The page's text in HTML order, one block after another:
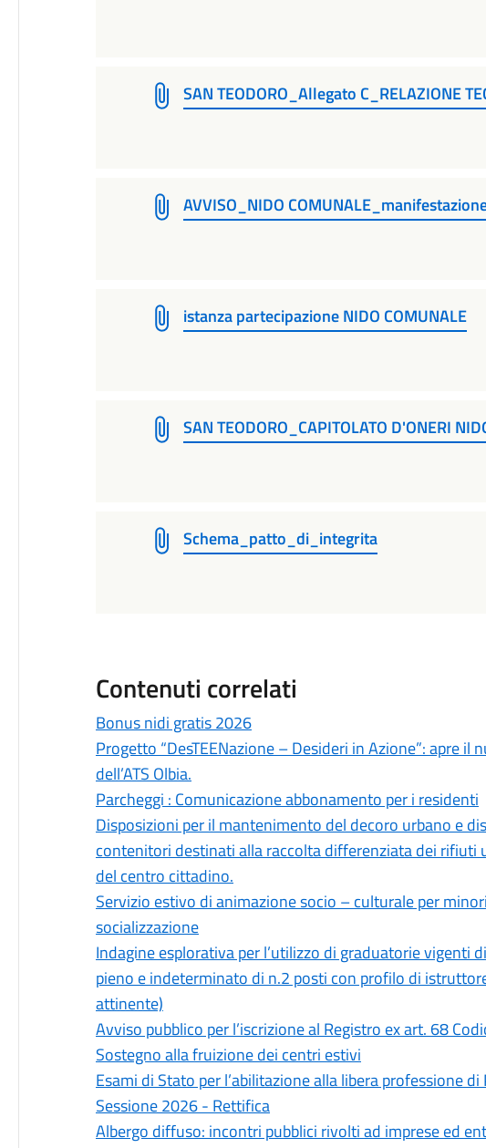
SAN TEODORO_Allegato C_RELAZIONE
AVVISO_NIDO
istanza partecipazione NIDO COMUNALE
SAN TEODORO_CAPITOLATO D'ONERI
Schema_patto_di_integrita
Contenuti correlati
Bonus nidi gratis 2026
Progetto “DesTEENazione – Desideri in Azione”: apre
dell’ATS Olbia.
Parcheggi : Comunicazione abbonamento per i residenti
Disposizioni per il mantenimento del decoro urbano e
contenitori destinati alla raccolta differenziata dei
del centro cittadino.
Servizio estivo di animazione socio – culturale per
socializzazione
Indagine esplorativa per l’utilizzo di graduatorie vigenti
pieno e indeterminato di n.2 posti con profilo di
attinente)
Avviso pubblico per l’iscrizione al Registro ex art. 68
Sostegno alla fruizione dei centri estivi
Esami di Stato per l’abilitazione alla libera professione
Sessione 2026 - Rettifica
Albergo diffuso: incontri pubblici rivolti ad imprese ed